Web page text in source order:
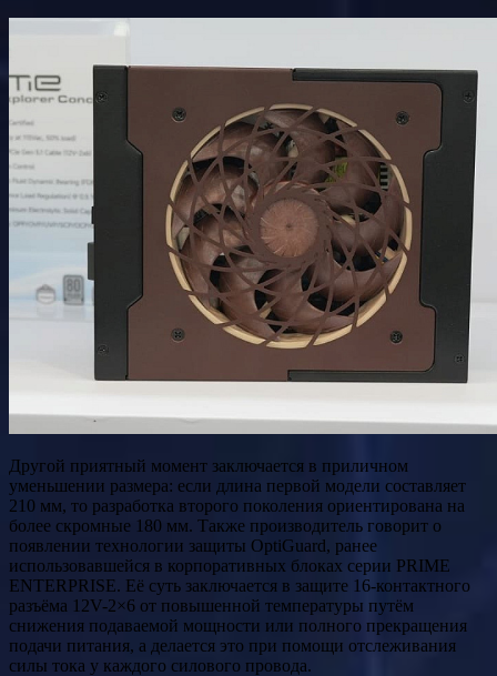
Другой приятный момент заключается в приличном
уменьшении размера: если длина первой модели составляет
210 мм, то разработка второго поколения ориентирована на
более скромные 180 мм. Также производитель говорит о
появлении технологии защиты OptiGuard, ранее
использовавшейся в корпоративных блоках серии PRIME
ENTERPRISE. Её суть заключается в защите 16-контактного
разъёма 12V-2×6 от повышенной температуры путём
снижения подаваемой мощности или полного прекращения
подачи питания, а делается это при помощи отслеживания
силы тока у каждого силового провода.